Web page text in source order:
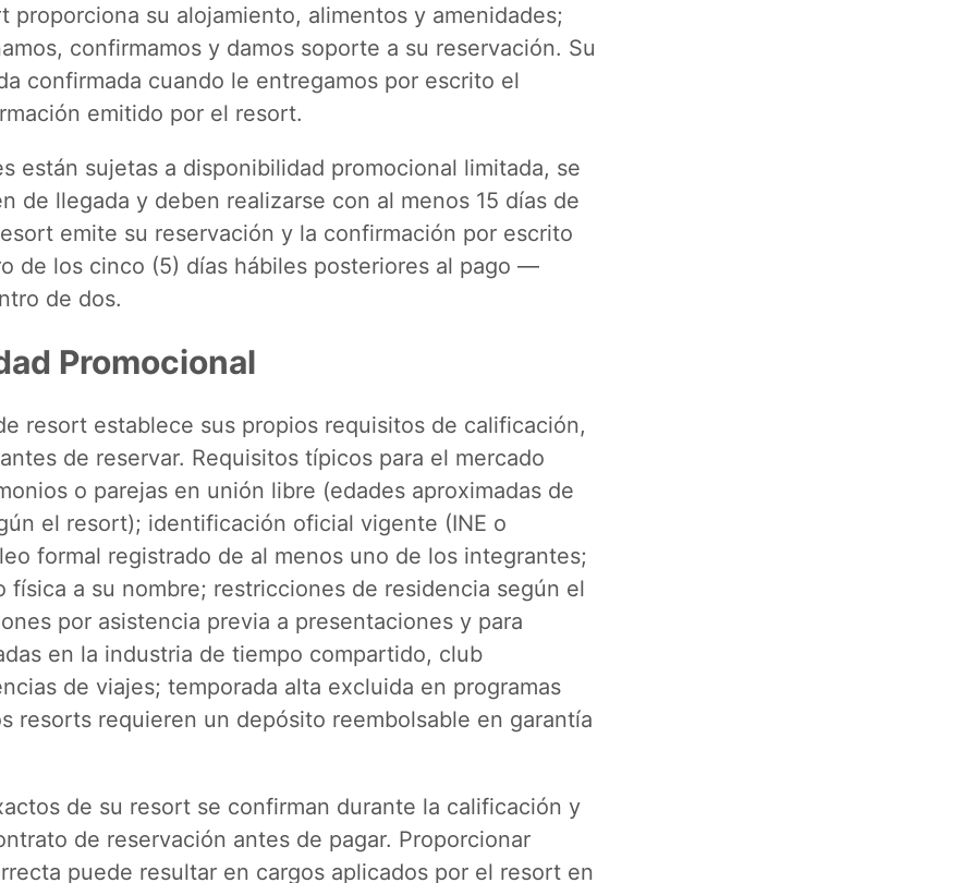
proporciona su alojamiento, alimentos y amenidades;
confirmamos y damos soporte a su reservación. Su
confirmada cuando le entregamos por escrito el
emitido por el resort.
están sujetas a disponibilidad promocional limitada, se
de llegada y deben realizarse con al menos 15 días de
emite su reservación y la confirmación por escrito
de los cinco (5) días hábiles posteriores al pago —
de dos.
Promocional
resort establece sus propios requisitos de calificación,
de reservar. Requisitos típicos para el mercado
o parejas en unión libre (edades aproximadas de
el resort); identificación oficial vigente (INE o
formal registrado de al menos uno de los integrantes;
física a su nombre; restricciones de residencia según el
por asistencia previa a presentaciones y para
en la industria de tiempo compartido, club
de viajes; temporada alta excluida en programas
resorts requieren un depósito reembolsable en garantía
de su resort se confirman durante la calificación y
de reservación antes de pagar. Proporcionar
puede resultar en cargos aplicados por el resort en